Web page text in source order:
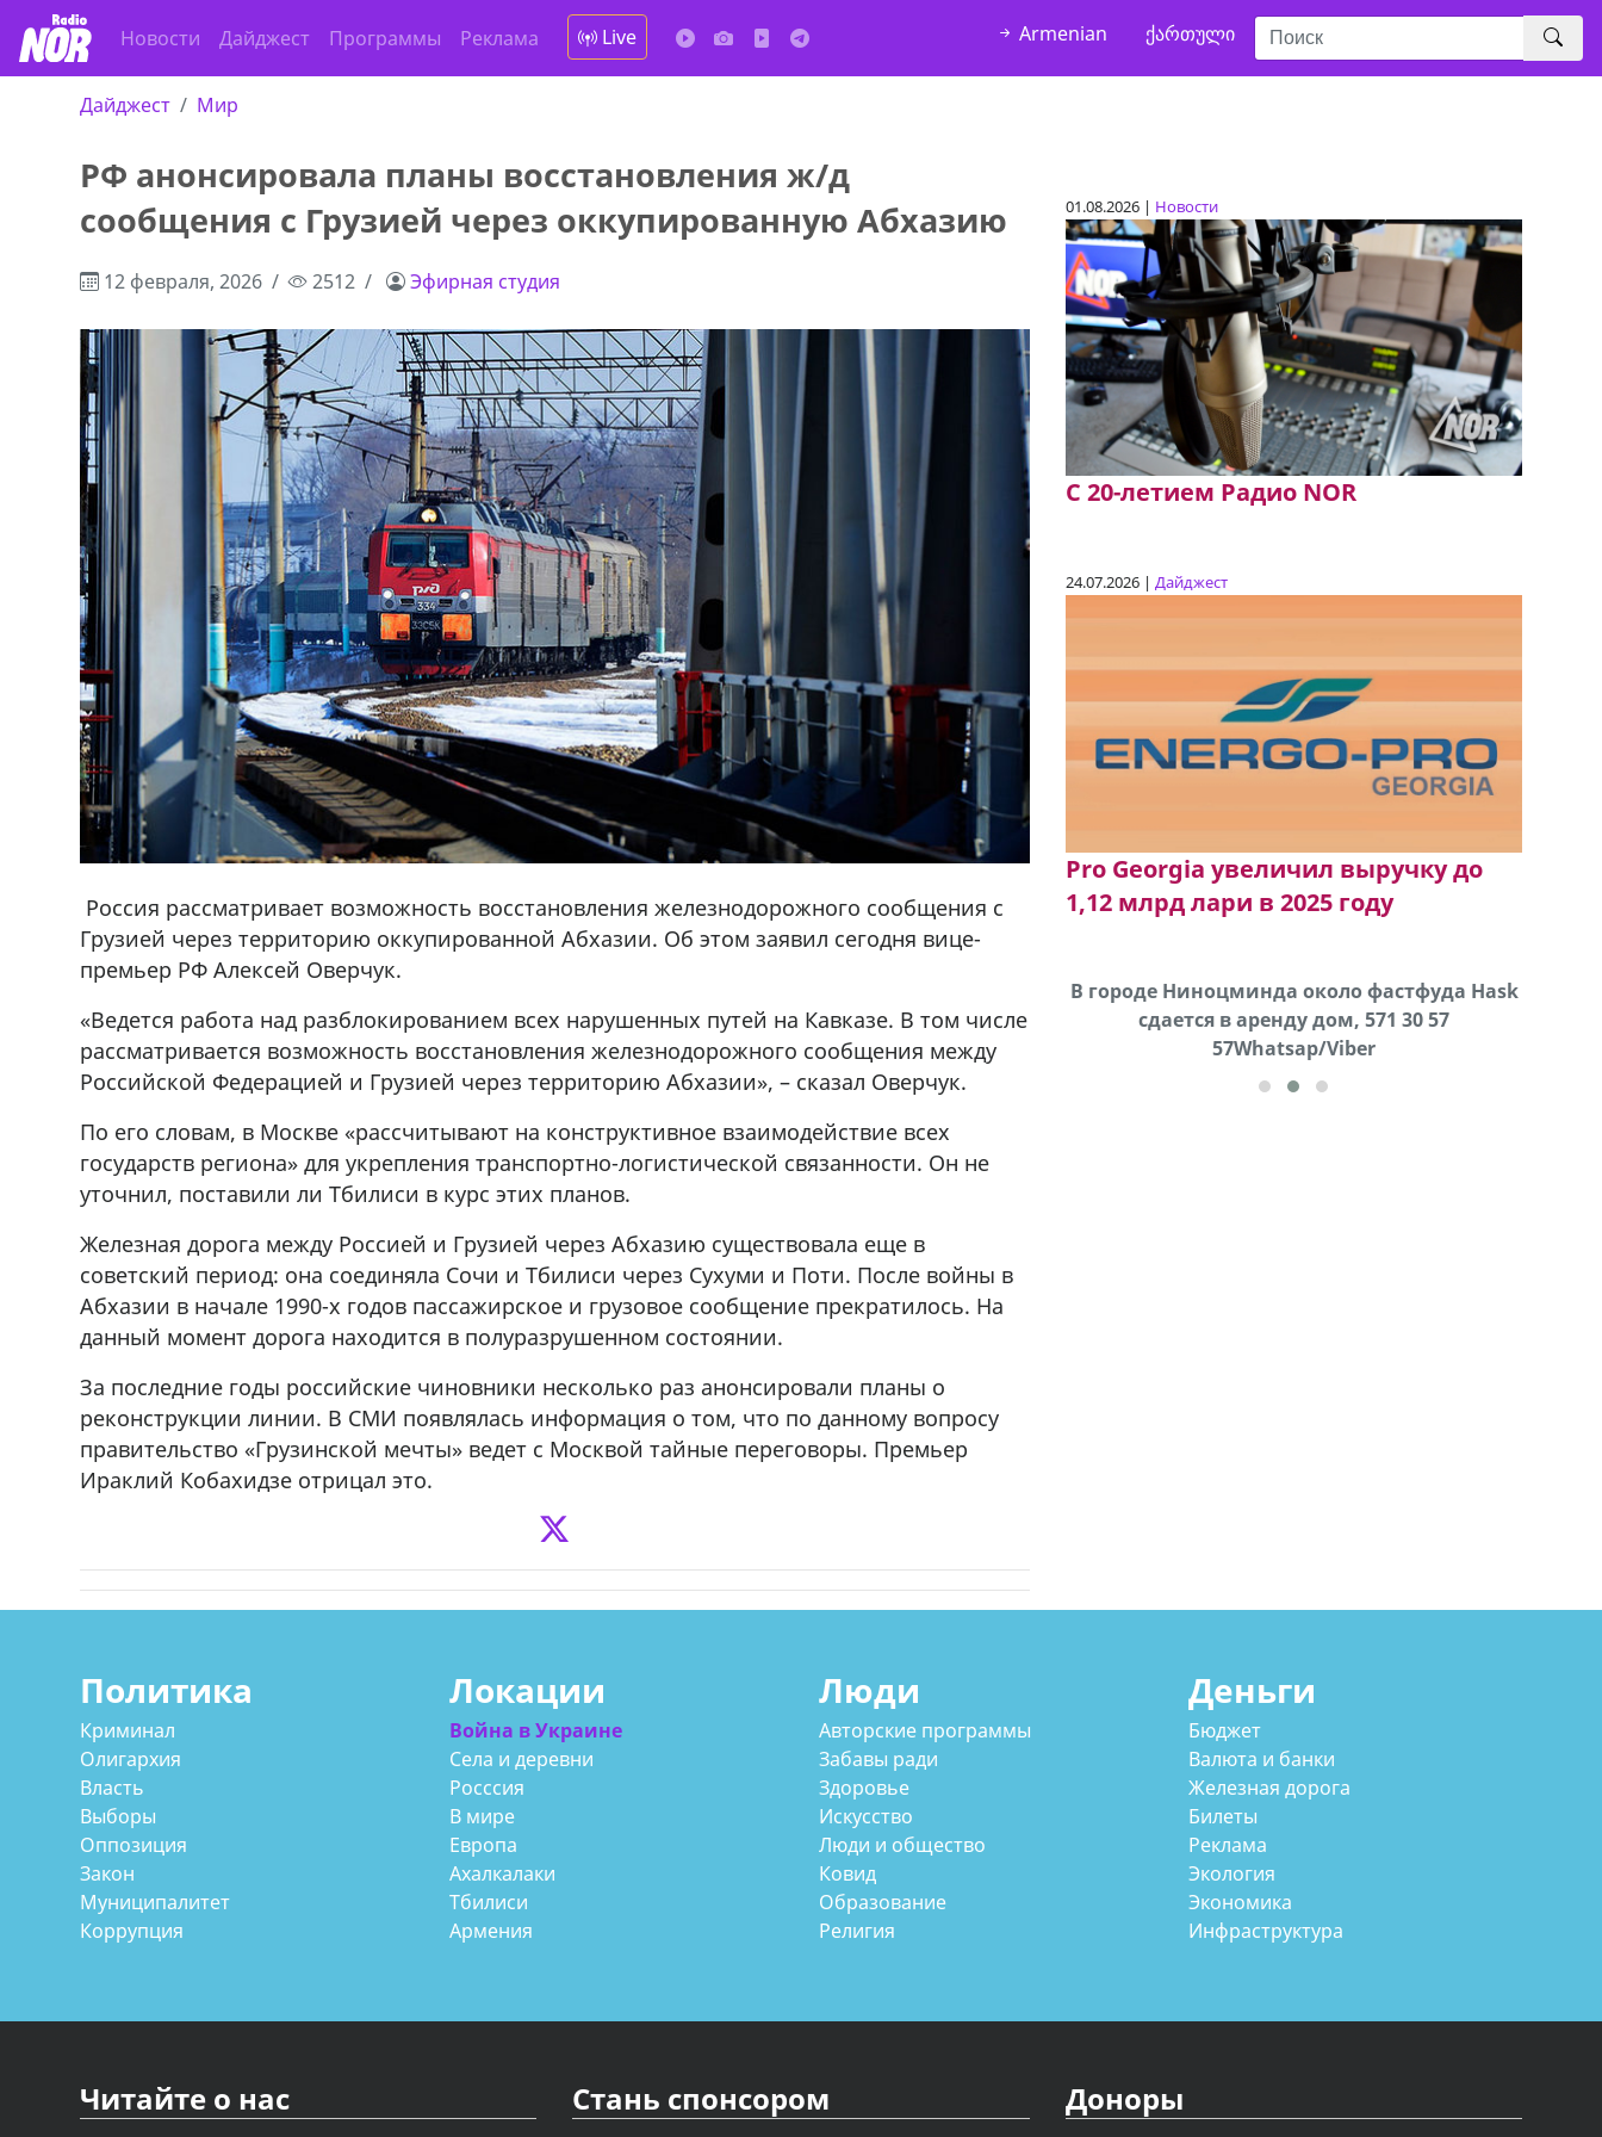
Новости Дайджест Программы Реклама Live Armenian ქართული
Дайджест Мир
РФ анонсировала планы восстановления ж/д
сообщения с Грузией через оккупированную Абхазию
12 февраля, 2026 2512 Эфирная студия
Россия рассматривает возможность восстановления железнодорожного сообщения с
Грузией через территорию оккупированной Абхазии. Об этом заявил сегодня вице-
премьер РФ Алексей Оверчук.
«Ведется работа над разблокированием всех нарушенных путей на Кавказе. В том числе
рассматривается возможность восстановления железнодорожного сообщения между
Российской Федерацией и Грузией через территорию Абхазии», – сказал Оверчук.
По его словам, в Москве «рассчитывают на конструктивное взаимодействие всех
государств региона» для укрепления транспортно-логистической связанности. Он не
уточнил, поставили ли Тбилиси в курс этих планов.
Железная дорога между Россией и Грузией через Абхазию существовала еще в
советский период: она соединяла Сочи и Тбилиси через Сухуми и Поти. После войны в
Абхазии в начале 1990-х годов пассажирское и грузовое сообщение прекратилось. На
данный момент дорога находится в полуразрушенном состоянии.
За последние годы российские чиновники несколько раз анонсировали планы о
реконструкции линии. В СМИ появлялась информация о том, что по данному вопросу
правительство «Грузинской мечты» ведет с Москвой тайные переговоры. Премьер
Ираклий Кобахидзе отрицал это.
01.08.2026 | Новости
C 20-летием Радио NOR
24.07.2026 | Дайджест
Pro Georgia увеличил выручку до
1,12 млрд лари в 2025 году
30 57
Продается соль оптом и в розницу в
мешках, 500 22 47 42
В городе Ниноцминда около фастфуда Hask
cдается в аренду дом, 571 30 57
57Whatsap/Viber
Продается машина марки Prado,571 30 57
57Whatsap/Viber
Политика
Криминал
Олигархия
Власть
Выборы
Оппозиция
Закон
Муниципалитет
Коррупция
Локации
Война в Украине
Села и деревни
Росссия
В мире
Европа
Ахалкалаки
Тбилиси
Армения
Люди
Авторские программы
Забавы ради
Здоровье
Искусство
Люди и общество
Ковид
Образование
Религия
Деньги
Бюджет
Валюта и банки
Железная дорога
Билеты
Реклама
Экология
Экономика
Инфраструктура
Читайте о нас Стань спонсором Доноры